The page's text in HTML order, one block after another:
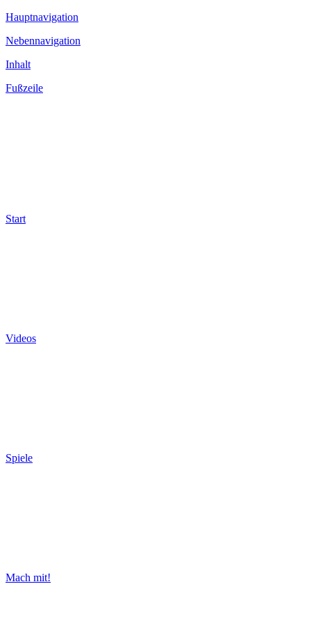
Hauptnavigation
Nebennavigation
Inhalt
Fußzeile
Start
Videos
Spiele
Mach mit!